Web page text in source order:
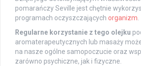
pomarańczy Seville jest chętnie
programach oczyszczających organizm
Regularne korzystanie z tego olejku
aromaterapeutycznych lub masaży
na nasze ogólne samopoczucie oraz
zarówno psychiczne, jak i fizyczne.